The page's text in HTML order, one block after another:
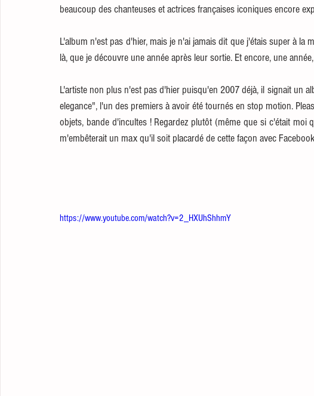
beaucoup des chanteuses et actrices françaises iconiques encore
L'album n'est pas d'hier, mais je n'ai jamais dit que j'étais super à la
là, que je découvre une année après leur sortie. Et encore, une
L'artiste non plus n'est pas d'hier puisqu'en 2007 déjà, il signait un
elegance", l'un des premiers à avoir été tournés en stop motion.
objets, bande d'incultes ! Regardez plutôt (même que si c'était moi
m'embêterait un max qu'il soit placardé de cette façon avec
https://www.youtube.com/watch?v=2_HXUhShhmY